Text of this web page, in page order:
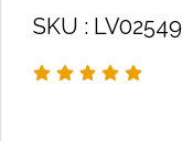
SKU : LV02549